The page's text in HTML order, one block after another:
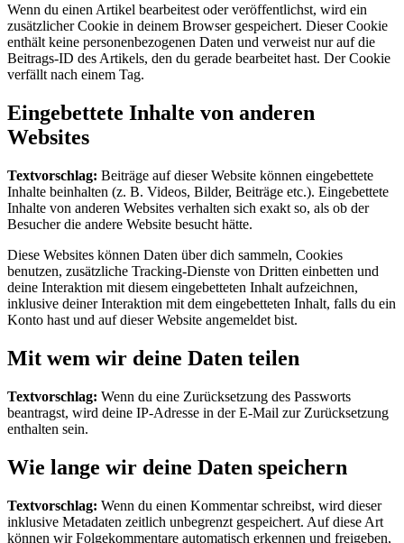
Wenn du einen Artikel bearbeitest oder veröffentlichst, wird ein
zusätzlicher Cookie in deinem Browser gespeichert. Dieser Cookie
enthält keine personenbezogenen Daten und verweist nur auf die
Beitrags-ID des Artikels, den du gerade bearbeitet hast. Der Cookie
verfällt nach einem Tag.
Eingebettete Inhalte von anderen
Websites
Textvorschlag: Beiträge auf dieser Website können eingebettete
Inhalte beinhalten (z. B. Videos, Bilder, Beiträge etc.). Eingebettete
Inhalte von anderen Websites verhalten sich exakt so, als ob der
Besucher die andere Website besucht hätte.
Diese Websites können Daten über dich sammeln, Cookies
benutzen, zusätzliche Tracking-Dienste von Dritten einbetten und
deine Interaktion mit diesem eingebetteten Inhalt aufzeichnen,
inklusive deiner Interaktion mit dem eingebetteten Inhalt, falls du ein
Konto hast und auf dieser Website angemeldet bist.
Mit wem wir deine Daten teilen
Textvorschlag: Wenn du eine Zurücksetzung des Passworts
beantragst, wird deine IP-Adresse in der E-Mail zur Zurücksetzung
enthalten sein.
Wie lange wir deine Daten speichern
Textvorschlag: Wenn du einen Kommentar schreibst, wird dieser
inklusive Metadaten zeitlich unbegrenzt gespeichert. Auf diese Art
können wir Folgekommentare automatisch erkennen und freigeben,